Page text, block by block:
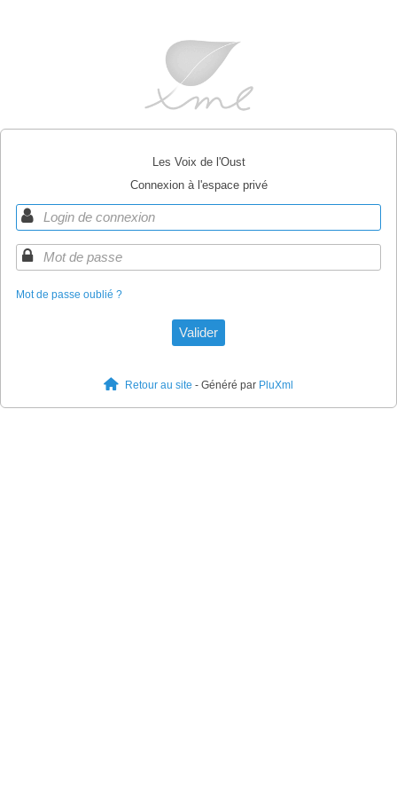
Les Voix de l'Oust
Connexion à l'espace privé
Mot de passe oublié ?
Retour au site - Généré par PluXml